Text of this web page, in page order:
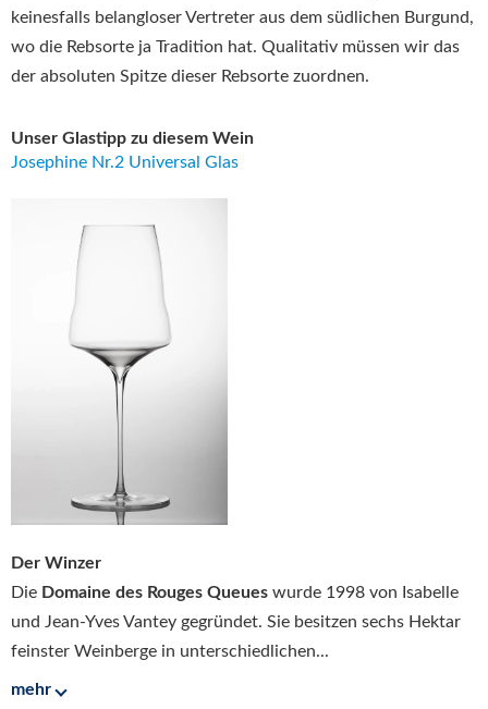
keinesfalls belangloser Vertreter aus dem südlichen Burgund,
wo die Rebsorte ja Tradition hat. Qualitativ müssen wir das
der absoluten Spitze dieser Rebsorte zuordnen.
Unser Glastipp zu diesem Wein
Josephine Nr.2 Universal Glas
Der Winzer
Die Domaine des Rouges Queues wurde 1998 von Isabelle
und Jean-Yves Vantey gegründet. Sie besitzen sechs Hektar
feinster Weinberge in unterschiedlichen...
mehr